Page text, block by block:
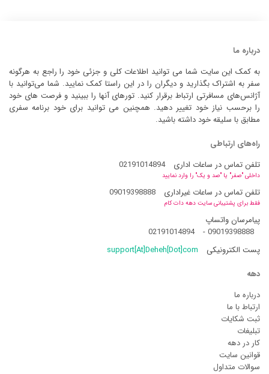
درباره ما
به کمک این سایت شما می توانید اطلاعات کلی و جزئی خود را راجع به هرگونه
سفر به اشتراک بگذارید و دیگران را در این راستا کمک نمایید. شما می‌توانید با
آژانس‌های مسافرتی ارتباط برقرار کنید. تورهای آنها را ببینید و فرصت های خود
را برحسب نیاز خود تغییر دهید. همچنین می توانید برای خود برنامه سفری
مطابق با سلیقه خود داشته باشید.
راه‌های ارتباطی
تلفن تماس در ساعات اداری
02191014894
داخلی "صفر" یا "صد و یک" را وارد نمایید
تلفن تماس در ساعات غیراداری 09019398888
فقط برای پشتیبانی سایت دهه دات کام
پیامرسان واتساپ
09019398888
-
02191014894
پست الکترونیکی
support[At]Deheh[Dot]com
دهه
درباره ما
ارتباط با ما
ثبت شکایات
تبلیغات
کار در دهه
قوانین سایت
سوالات متداول